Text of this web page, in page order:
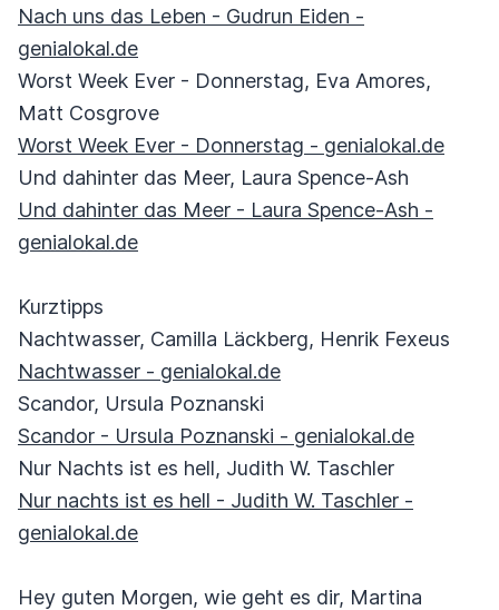
Nach uns das Leben - Gudrun Eiden -
genialokal.de
Worst Week Ever - Donnerstag, Eva Amores,
Matt Cosgrove
Worst Week Ever - Donnerstag - genialokal.de
Und dahinter das Meer, Laura Spence-Ash
Und dahinter das Meer - Laura Spence-Ash -
genialokal.de
Kurztipps
Nachtwasser, Camilla Läckberg, Henrik Fexeus
Nachtwasser - genialokal.de
Scandor, Ursula Poznanski
Scandor - Ursula Poznanski - genialokal.de
Nur Nachts ist es hell, Judith W. Taschler
Nur nachts ist es hell - Judith W. Taschler -
genialokal.de
Hey guten Morgen, wie geht es dir, Martina